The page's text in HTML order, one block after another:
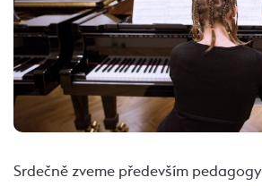
Srdečně zveme především